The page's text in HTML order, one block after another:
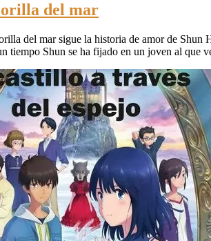
del mar
del mar sigue la historia de amor de
tiempo Shun se ha fijado en un joven al que